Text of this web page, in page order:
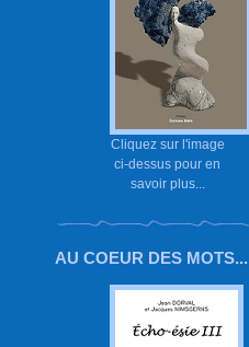
Cliquez sur l'image
ci-dessus pour en
savoir plus...
AU COEUR DES MOTS...